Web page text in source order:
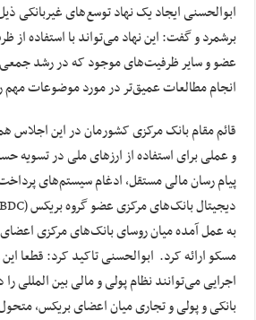
ابوالحسنی ایجاد یک نهاد توسع‌های غیربانکی
برشمرد و گفت: این نهاد می‌تواند با استفاده
عضو و سایر ظرفیت‌های موجود که در رشد
انجام مطالعات عمیق‌تر در مورد موضوعات مهم
قائم مقام بانک مرکزی کشورمان در این اجلاس
و عملی برای استفاده از ارز‌های ملی در تسویه
پیام رسان مالی مستقل، ادغام سیستم‌های
به عمل آمده میان روسای بانک‌های مرکزی
مسکو ارائه کرد. ابوالحسنی تاکید کرد: قطعا
اجرایی می‌توانند نظام پولی و مالی بین المللی
بانکی و پولی و تجاری میان اعضای بریکس،